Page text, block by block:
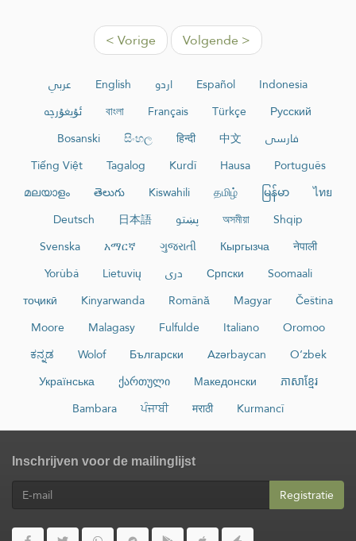
< Vorige Volgende >
عربي English اردو Español
Indonesia
ئۇيغۇرچە
বাংলা Français Türkçe
Русский
Bosanski
සිංහල हिन्दी 中文
فارسی
Tiếng Việt
Tagalog Kurdî Hausa
Português
മലയാളം
తెలుగు Kiswahili தமிழ் မြန်မာ
ไทย
Deutsch
日本語 پښتو অসমীয়া
Shqip
Svenska
አማርኛ ગુજરાતી Кыргызча
नेपाली
Yorùbá
Lietuvių دری Српски
Soomaali
тоҷикӣ
Kinyarwanda Română Magyar
Čeština
Moore
Malagasy Fulfulde Italiano
Oromoo
ಕನ್ನಡ
Wolof Български Azərbaycan
O‘zbek
Українська
ქართული Македонски
ភាសាខ្មែរ
Bambara
ਪੰਜਾਬੀ मराठी Kurmancî
Inschrijven voor de mailinglijst
Registratie